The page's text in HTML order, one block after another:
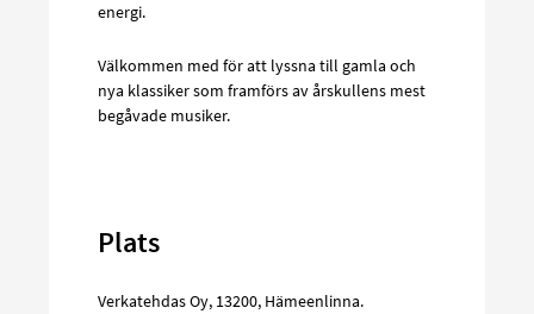
energi.
Välkommen med för att lyssna till gamla och
nya klassiker som framförs av årskullens mest
begåvade musiker.
Plats
Verkatehdas Oy, 13200, Hämeenlinna.